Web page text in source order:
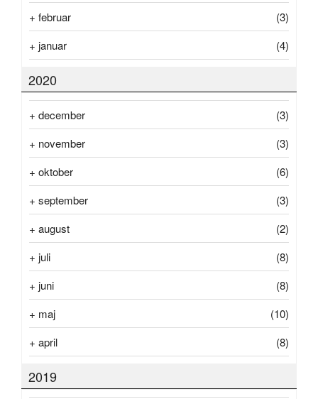
+ februar
(3)
+ januar (4)
2020
+ december
(3)
+ november
(3)
+ oktober
(6)
+ september
(3)
+ august
(2)
+ juli
(8)
+ juni
(8)
+ maj
(10)
+ april (8)
2019